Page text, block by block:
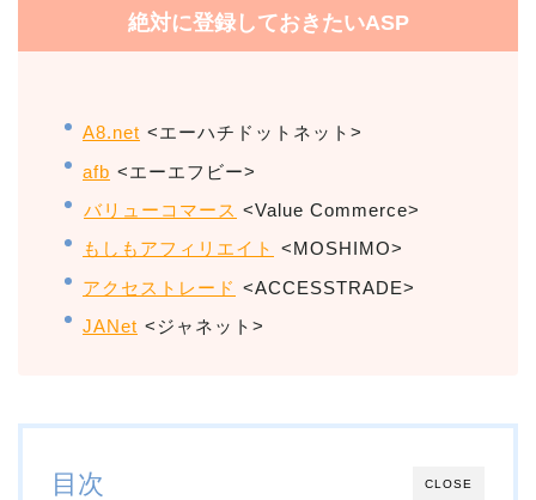
絶対に登録しておきたいASP
A8.net <エーハチドットネット>
afb <エーエフビー>
バリューコマース <Value Commerce>
もしもアフィリエイト <MOSHIMO>
アクセストレード <ACCESSTRADE>
JANet <ジャネット>
CLOSE
目次